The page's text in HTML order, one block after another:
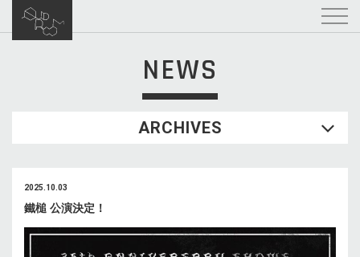
NEWS
ARCHIVES
2025.10.03
鐵槌 公演決定！